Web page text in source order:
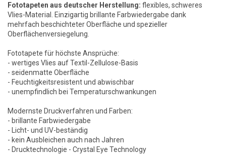
Fototapeten aus deutscher Herstellung: flexibles, schweres
Vlies-Material. Einzigartig brillante Farbwiedergabe dank
mehrfach beschichteter Oberfläche und spezieller
Oberflächenversiegelung.
Fototapete für höchste Ansprüche:
- wertiges Vlies auf Textil-Zellulose-Basis
- seidenmatte Oberfläche
- Feuchtigkeitsresistent und abwischbar
- unempfindlich bei Temperaturschwankungen
Modernste Druckverfahren und Farben:
- brillante Farbwiedergabe
- Licht- und UV-beständig
- kein Ausbleichen auch nach Jahren
- Drucktechnologie - Crystal Eye Technology